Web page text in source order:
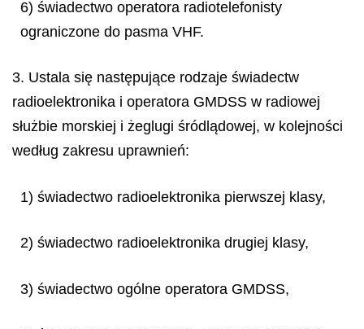
6) świadectwo operatora radiotelefonisty
ograniczone do pasma VHF.
3. Ustala się następujące rodzaje świadectw
radioelektronika i operatora GMDSS w radiowej
służbie morskiej i żeglugi śródlądowej, w kolejności
według zakresu uprawnień:
1) świadectwo radioelektronika pierwszej klasy,
2) świadectwo radioelektronika drugiej klasy,
3) świadectwo ogólne operatora GMDSS,